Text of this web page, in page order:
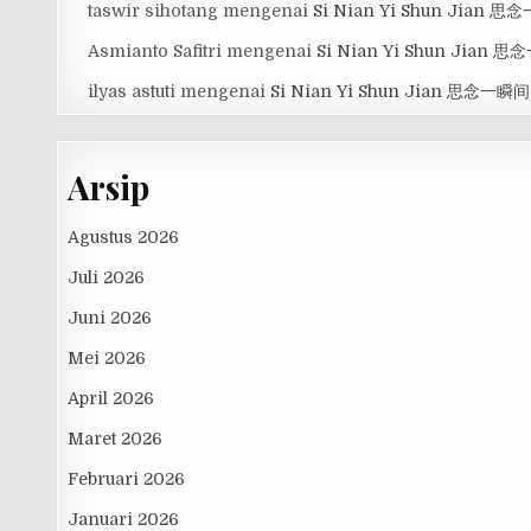
taswir sihotangmengenai Si Nian Yi Shun Jian 思念
Asmianto Safitri mengenai Si Nian Yi Shun Jian 思念
ilyas astuti mengenai Si Nian Yi Shun Jian 思念一瞬间
Arsip
Agustus 2026
Juli 2026
Juni 2026
Mei 2026
April 2026
Maret 2026
Februari 2026
Januari 2026